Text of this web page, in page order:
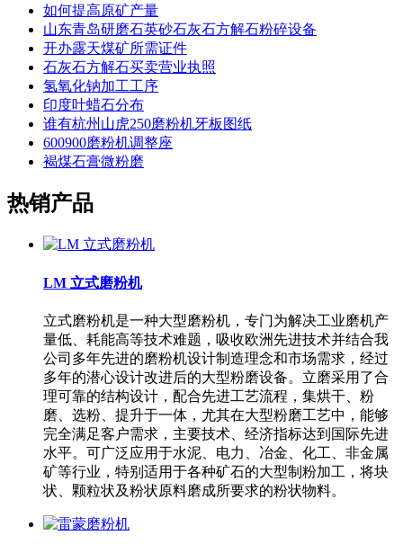
如何提高原矿产量
山东青岛研磨石英砂石灰石方解石粉碎设备
开办露天煤矿所需证件
石灰石方解石买卖营业执照
氢氧化钠加工工序
印度叶蜡石分布
谁有杭州山虎250磨粉机牙板图纸
600900磨粉机调整座
褐煤石膏微粉磨
热销产品
LM 立式磨粉机
立式磨粉机是一种大型磨粉机，专门为解决工业磨机产
量低、耗能高等技术难题，吸收欧洲先进技术并结合我
公司多年先进的磨粉机设计制造理念和市场需求，经过
多年的潜心设计改进后的大型粉磨设备。立磨采用了合
理可靠的结构设计，配合先进工艺流程，集烘干、粉
磨、选粉、提升于一体，尤其在大型粉磨工艺中，能够
完全满足客户需求，主要技术、经济指标达到国际先进
水平。可广泛应用于水泥、电力、冶金、化工、非金属
矿等行业，特别适用于各种矿石的大型制粉加工，将块
状、颗粒状及粉状原料磨成所要求的粉状物料。